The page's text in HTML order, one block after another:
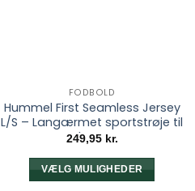
FODBOLD
Hummel First Seamless Jersey
L/S – Langærmet sportstrøje til
børn
249,95 kr.
VÆLG MULIGHEDER